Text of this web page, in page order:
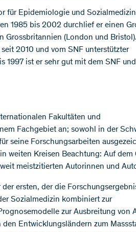
für Epidemiologie und
1985 bis 2002 durchlief er einen
Grossbritannien (London und
2010 und vom SNF unterstützter
1997 ist er sehr gut mit dem SNF und
Fakultäten und
Fachgebiet an; sowohl in der
seine Forschungsarbeiten
weiten Kreisen Beachtung: Auf dem
meistzitierten Autorinnen und
ersten, der die
Sozialmedizin kombiniert zur
zur Ausbreitung von
Entwicklungsländern zum